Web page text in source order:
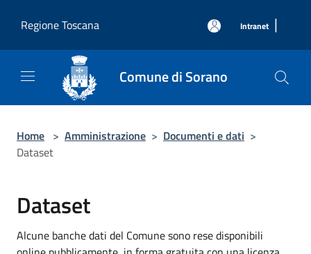
Regione Toscana
Intranet |
Comune di Sorano
Home > Amministrazione > Documenti e dati >
Dataset
Dataset
Alcune banche dati del Comune sono rese disponibili